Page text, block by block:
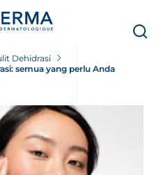
Dehidrasi
semua yang perlu Anda